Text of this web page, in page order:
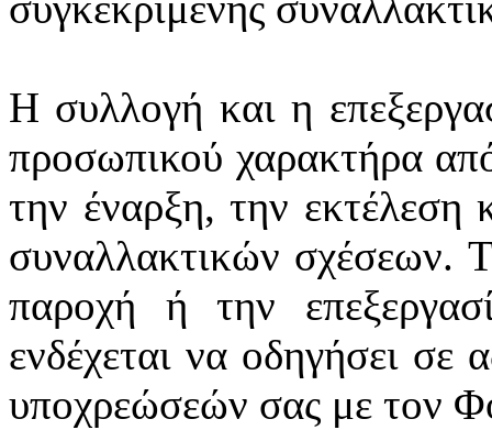
Η συλλογή και η
προσωπικού χαρακτήρα
την έναρξη, την εκτέλεση
συναλλακτικών σχέσεων.
παροχή ή την
ενδέχεται να οδηγήσει σε
υποχρεώσεών σας με τον